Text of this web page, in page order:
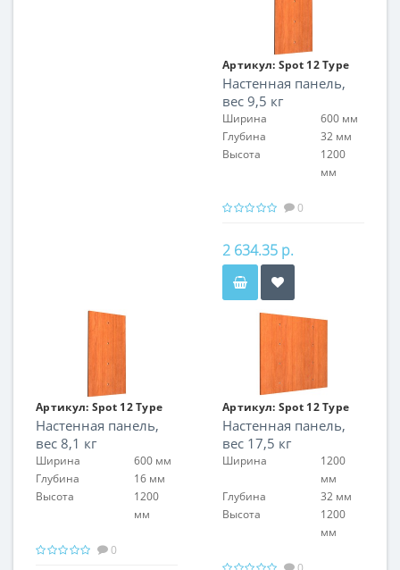
Артикул: Spot 12 Type
01
Настенная панель,
вес 9,5 кг
Ширина
600 мм
Глубина
32 мм
Высота
1200
мм
0
2 634.35 р.
Артикул: Spot 12 Type
01
Настенная панель,
вес 8,1 кг
Ширина
600 мм
Глубина
16 мм
Высота
1200
мм
0
Артикул: Spot 12 Type
02
Настенная панель,
вес 17,5 кг
Ширина
1200
мм
Глубина
32 мм
Высота
1200
мм